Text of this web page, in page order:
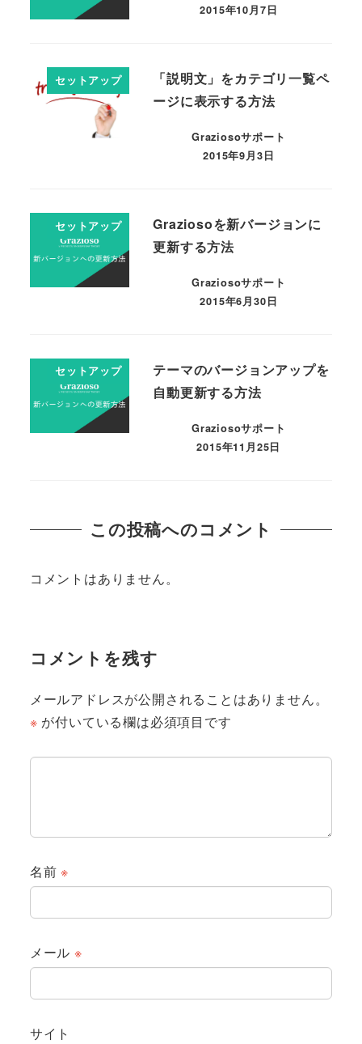
2015年10月7日
セットアップ
「説明文」をカテゴリ一覧ペ
ージに表示する方法
Graziosoサポート
2015年9月3日
セットアップ
Graziosoを新バージョンに
更新する方法
Graziosoサポート
2015年6月30日
セットアップ
テーマのバージョンアップを
自動更新する方法
Graziosoサポート
2015年11月25日
この投稿へのコメント
コメントはありません。
コメントを残す
メールアドレスが公開されることはありません。
※ が付いている欄は必須項目です
名前※
メール ※
サイト